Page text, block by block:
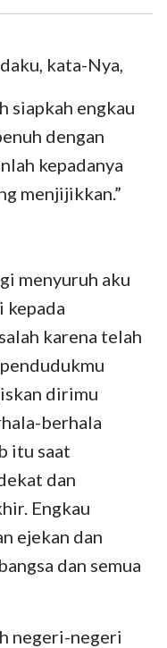
Agung
kata-Nya,
siapkah engkau
dengan
kepadanya
menjijikkan.”
menyuruh aku
kepada
karena telah
dirimu
berhala
itu saat
dan
Engkau
ejekan dan
dan semua
negeri-negeri